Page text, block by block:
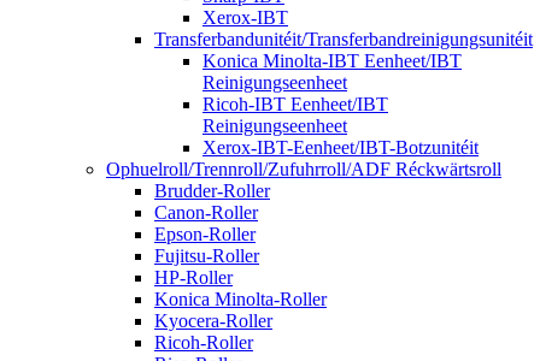
Xerox-IBT
Transferbandunitéit/Transferbandreinigungsunitéit
Konica Minolta-IBT Eenheet/IBT
Reinigungseenheet
Ricoh-IBT Eenheet/IBT
Reinigungseenheet
Xerox-IBT-Eenheet/IBT-Botzunitéit
Ophuelroll/Trennroll/Zufuhrroll/ADF Réckwärtsroll
Brudder-Roller
Canon-Roller
Epson-Roller
Fujitsu-Roller
HP-Roller
Konica Minolta-Roller
Kyocera-Roller
Ricoh-Roller